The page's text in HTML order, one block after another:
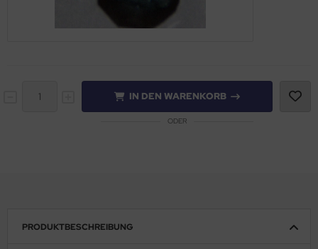
IN DEN WARENKORB
ODER
PRODUKTBESCHREIBUNG